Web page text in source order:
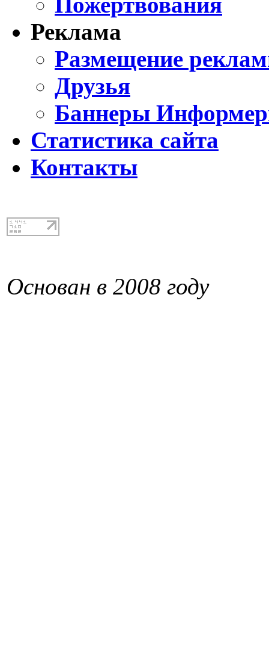
Реклама
Размещение
Друзья
Баннеры
Статистика сайта
Контакты
Основан в 2008 году